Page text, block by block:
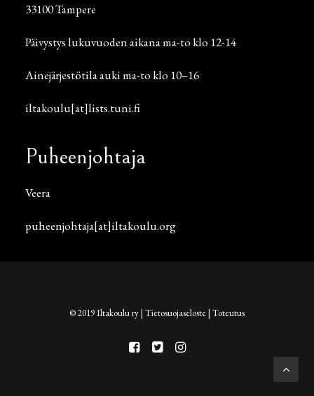
33100 Tampere
Päivystys lukuvuoden aikana ma-to klo 12-14
Ainejärjestötila auki ma-to klo 10–16
iltakoulu[at]lists.tuni.fi
Puheenjohtaja
Veera
puheenjohtaja[at]iltakoulu.org
© 2019 Iltakoulu ry | Tietosuojaseloste| Toteutus